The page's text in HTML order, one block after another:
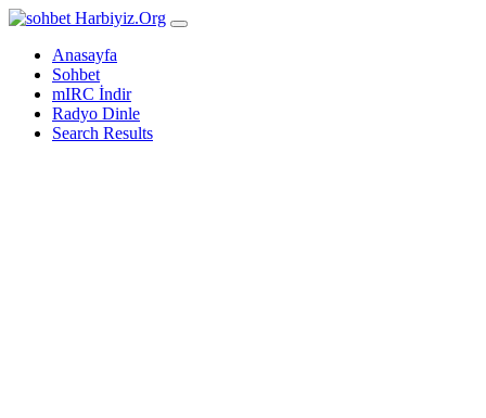
Harbiyiz.Org
Anasayfa
Sohbet
mIRC İndir
Radyo Dinle
Search Results